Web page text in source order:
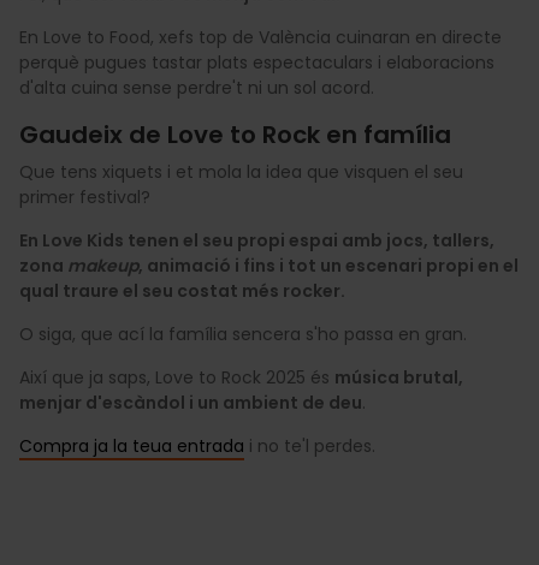
En Love to Food, xefs top de València cuinaran en directe
perquè pugues tastar plats espectaculars i elaboracions
d'alta cuina sense perdre't ni un sol acord.
Gaudeix de Love to Rock en família
Que tens xiquets i et mola la idea que visquen el seu
primer festival?
En Love Kids tenen el seu propi espai amb jocs, tallers,
zona makeup, animació i fins i tot un escenari propi en el
qual traure el seu costat més rocker.
O siga, que ací la família sencera s'ho passa en gran.
Així que ja saps, Love to Rock 2025 és música brutal,
menjar d'escàndol i un ambient de deu.
Compra ja la teua entrada i no te'l perdes.